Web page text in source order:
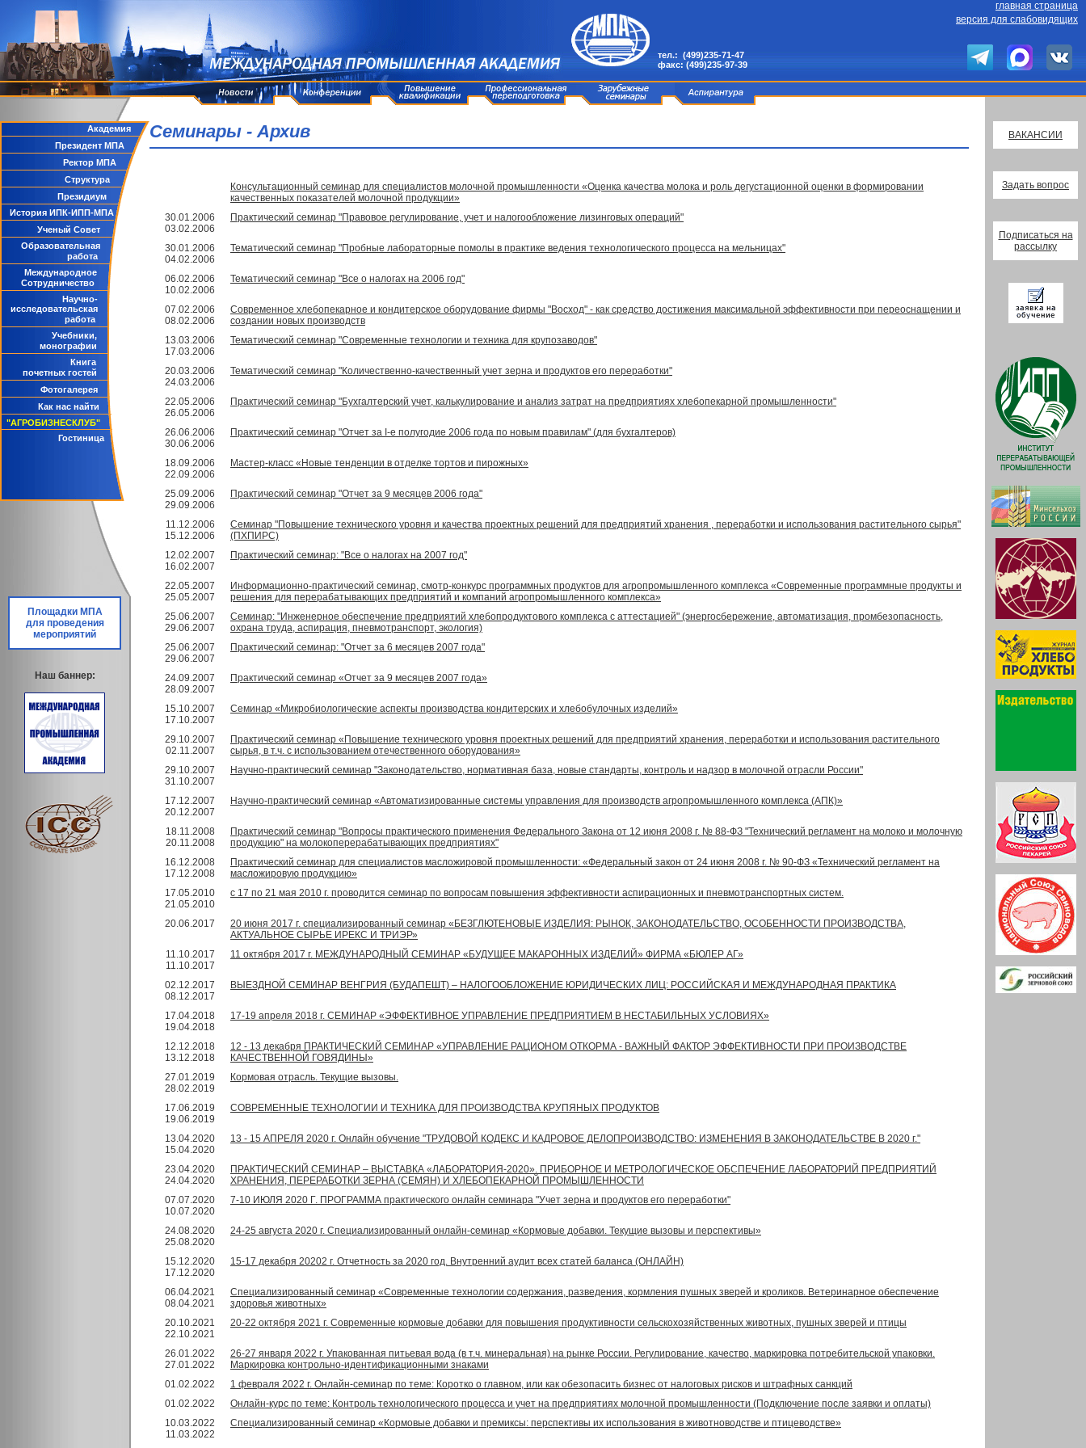
тел.: (499)235-71-47
факс: (499)235-97-39
главная страница
версия для слабовидящих
Академия
Президент МПА
Ректор МПА
Структура
Президиум
История ИПК-ИПП-МПА
Ученый Совет
Образовательная
работа
Международное
Сотрудничество
Научно-
исследовательская
работа
Учебники,
монографии
Книга
почетных гостей
Фотогалерея
Как нас найти
"АГРОБИЗНЕСКЛУБ"
Гостиница
Площадки МПА
для проведения
мероприятий
Наш баннер:
Семинары - Архив
Консультационный семинар для специалистов молочной промышленности «Оценка качества молока и роль дегустационной оценки в формировании
качественных показателей молочной продукции»
30.01.2006
03.02.2006
Практический семинар "Правовое регулирование, учет и налогообложение лизинговых операций"
30.01.2006
04.02.2006
Тематический семинар "Пробные лабораторные помолы в практике ведения технологического процесса на мельницах"
06.02.2006
10.02.2006
Тематический семинар "Все о налогах на 2006 год"
07.02.2006
08.02.2006
Современное хлебопекарное и кондитерское оборудование фирмы "Восход" - как средство достижения максимальной эффективности при переоснащении и
создании новых производств
13.03.2006
17.03.2006
Тематический семинар "Современные технологии и техника для крупозаводов"
20.03.2006
24.03.2006
Тематический семинар "Количественно-качественный учет зерна и продуктов его переработки"
22.05.2006
26.05.2006
Практический семинар "Бухгалтерский учет, калькулирование и анализ затрат на предприятиях хлебопекарной промышленности"
26.06.2006
30.06.2006
Практический семинар "Отчет за I-е полугодие 2006 года по новым правилам" (для бухгалтеров)
18.09.2006
22.09.2006
Мастер-класс «Новые тенденции в отделке тортов и пирожных»
25.09.2006
29.09.2006
Практический семинар "Отчет за 9 месяцев 2006 года"
11.12.2006
15.12.2006
Семинар "Повышение технического уровня и качества проектных решений для предприятий хранения , переработки и использования растительного сырья"
(ПХПИРС)
12.02.2007
16.02.2007
Практический семинар: "Все о налогах на 2007 год"
22.05.2007
25.05.2007
Информационно-практический семинар, смотр-конкурс программных продуктов для агропромышленного комплекса «Современные программные продукты и
решения для перерабатывающих предприятий и компаний aгропромышленного комплекса»
25.06.2007
29.06.2007
Семинар: "Инженерное обеспечение предприятий хлебопродуктового комплекса с аттестацией" (энергосбережение, автоматизация, промбезопасность,
охрана труда, аспирация, пневмотранспорт, экология)
25.06.2007
29.06.2007
Практический семинар: "Отчет за 6 месяцев 2007 года"
24.09.2007
28.09.2007
Практический семинар «Отчет за 9 месяцев 2007 года»
15.10.2007
17.10.2007
Семинар «Микробиологические аспекты производства кондитерских и хлебобулочных изделий»
29.10.2007
02.11.2007
Практический семинар «Повышение технического уровня проектных решений для предприятий хранения, переработки и использования растительного
сырья, в т.ч. с использованием отечественного оборудования»
29.10.2007
31.10.2007
Научно-практический семинар "Законодательство, нормативная база, новые стандарты, контроль и надзор в молочной отрасли России"
17.12.2007
20.12.2007
Научно-практический семинар «Автоматизированные системы управления для производств агропромышленного комплекса (АПК)»
18.11.2008
20.11.2008
Практический семинар "Вопросы практического применения Федерального Закона от 12 июня 2008 г. № 88-ФЗ "Технический регламент на молоко и молочную
продукцию" на молокоперерабатывающих предприятиях"
16.12.2008
17.12.2008
Практический семинар для специалистов масложировой промышленности: «Федеральный закон от 24 июня 2008 г. № 90-ФЗ «Технический регламент на
масложировую продукцию»
17.05.2010
21.05.2010
с 17 по 21 мая 2010 г. проводится семинар по вопросам повышения эффективности аспирационных и пневмотранспортных систем.
20.06.2017
20 июня 2017 г. специализированный семинар «БЕЗГЛЮТЕНОВЫЕ ИЗДЕЛИЯ: РЫНОК, ЗАКОНОДАТЕЛЬСТВО, ОСОБЕННОСТИ ПРОИЗВОДСТВА,
АКТУАЛЬНОЕ СЫРЬЕ ИРЕКС И ТРИЭР»
11.10.2017
11.10.2017
11 октября 2017 г. МЕЖДУНАРОДНЫЙ СЕМИНАР «БУДУЩЕЕ МАКАРОННЫХ ИЗДЕЛИЙ» ФИРМА «БЮЛЕР АГ»
02.12.2017
08.12.2017
ВЫЕЗДНОЙ СЕМИНАР ВЕНГРИЯ (БУДАПЕШТ) – НАЛОГООБЛОЖЕНИЕ ЮРИДИЧЕСКИХ ЛИЦ: РОССИЙСКАЯ И МЕЖДУНАРОДНАЯ ПРАКТИКА
17.04.2018
19.04.2018
17-19 апреля 2018 г. СЕМИНАР «ЭФФЕКТИВНОЕ УПРАВЛЕНИЕ ПРЕДПРИЯТИЕМ В НЕСТАБИЛЬНЫХ УСЛОВИЯХ»
12.12.2018
13.12.2018
12 - 13 декабря ПРАКТИЧЕСКИЙ СЕМИНАР «УПРАВЛЕНИЕ РАЦИОНОМ ОТКОРМА - ВАЖНЫЙ ФАКТОР ЭФФЕКТИВНОСТИ ПРИ ПРОИЗВОДСТВЕ
КАЧЕСТВЕННОЙ ГОВЯДИНЫ»
27.01.2019
28.02.2019
Кормовая отрасль. Текущие вызовы.
17.06.2019
19.06.2019
СОВРЕМЕННЫЕ ТЕХНОЛОГИИ И ТЕХНИКА ДЛЯ ПРОИЗВОДСТВА КРУПЯНЫХ ПРОДУКТОВ
13.04.2020
15.04.2020
13 - 15 АПРЕЛЯ 2020 г. Онлайн обучение "ТРУДОВОЙ КОДЕКС И КАДРОВОЕ ДЕЛОПРОИЗВОДСТВО: ИЗМЕНЕНИЯ В ЗАКОНОДАТЕЛЬСТВЕ В 2020 г."
23.04.2020
24.04.2020
ПРАКТИЧЕСКИЙ СЕМИНАР – ВЫСТАВКА «ЛАБОРАТОРИЯ-2020». ПРИБОРНОЕ И МЕТРОЛОГИЧЕСКОЕ ОБСПЕЧЕНИЕ ЛАБОРАТОРИЙ ПРЕДПРИЯТИЙ
ХРАНЕНИЯ, ПЕРЕРАБОТКИ ЗЕРНА (СЕМЯН) И ХЛЕБОПЕКАРНОЙ ПРОМЫШЛЕННОСТИ
07.07.2020
10.07.2020
7-10 ИЮЛЯ 2020 Г. ПРОГРАММА практического онлайн семинара "Учет зерна и продуктов его переработки"
24.08.2020
25.08.2020
24-25 августа 2020 г. Специализированный онлайн-семинар «Кормовые добавки. Текущие вызовы и перспективы»
15.12.2020
17.12.2020
15-17 декабря 20202 г. Отчетность за 2020 год. Внутренний аудит всех статей баланса (ОНЛАЙН)
06.04.2021
08.04.2021
Специализированный семинар «Современные технологии содержания, разведения, кормления пушных зверей и кроликов. Ветеринарное обеспечение
здоровья животных»
20.10.2021
22.10.2021
20-22 октября 2021 г. Современные кормовые добавки для повышения продуктивности сельскохозяйственных животных, пушных зверей и птицы
26.01.2022
27.01.2022
26-27 января 2022 г. Упакованная питьевая вода (в т.ч. минеральная) на рынке России. Регулирование, качество, маркировка потребительской упаковки.
Маркировка контрольно-идентификационными знаками
01.02.2022
1 февраля 2022 г. Онлайн-семинар по теме: Коротко о главном, или как обезопасить бизнес от налоговых рисков и штрафных санкций
01.02.2022
Онлайн-курс по теме: Контроль технологического процесса и учет на предприятиях молочной промышленности (Подключение после заявки и оплаты)
10.03.2022
11.03.2022
Специализированный семинар «Кормовые добавки и премиксы: перспективы их использования в животноводстве и птицеводстве»
ВАКАНСИИ
Задать вопрос
Подписаться на
рассылку